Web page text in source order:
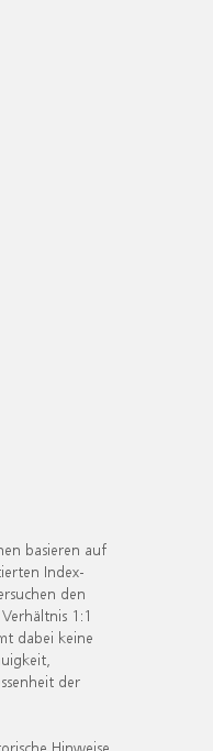
basieren auf
Index-
den
1:1
dabei keine
der